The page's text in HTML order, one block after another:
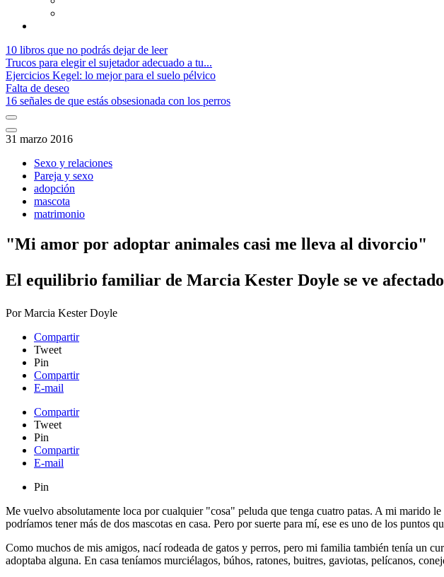
10 libros que no podrás dejar de leer
Trucos para elegir el sujetador adecuado a tu...
Ejercicios Kegel: lo mejor para el suelo pélvico
Falta de deseo
16 señales de que estás obsesionada con los perros
31 marzo 2016
Sexo y relaciones
Pareja y sexo
adopción
mascota
matrimonio
"Mi amor por adoptar animales casi me lleva al divorcio"
El equilibrio familiar de Marcia Kester Doyle se ve
PorMarcia Kester Doyle
Compartir
Tweet
Pin
Compartir
E-mail
Compartir
Tweet
Pin
Compartir
E-mail
Pin
Me vuelvo absolutamente loca por cualquier "cosa" peluda que tenga cuatro patas. A mi marido
podríamos tener más de dos mascotas en casa. Pero por suerte para mí, ese es uno de los puntos
Como muchos de mis amigos, nací rodeada de gatos y perros, pero mi familia también tenía un
adoptaba alguna. En casa teníamos murciélagos, búhos, ratones, buitres, gaviotas, pelícanos,